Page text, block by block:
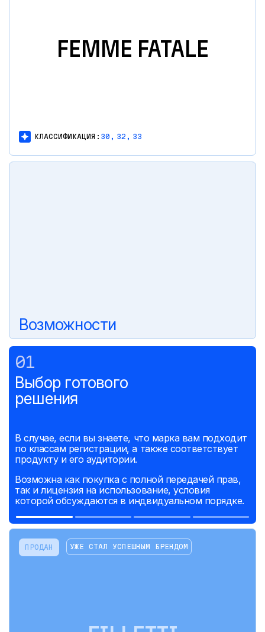
FEMME FATALE
КЛАССИФИКАЦИЯ: 30, 32, 33
Возможности
01
Выбор готового
решения
В случае, если вы знаете, что марка вам подходит
по классам регистрации, а также соответствует
продукту и его аудитории.
Возможна как покупка с полной передачей прав,
так и лицензия на использование, условия
которой обсуждаются в индвидуальном порядке.
ПРОДАН УЖЕ СТАЛ УСПЕШНЫМ БРЕНДОМ